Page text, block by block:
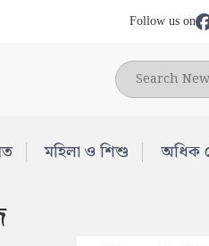
Follow us on
মহিলা ও শিশু অধিক